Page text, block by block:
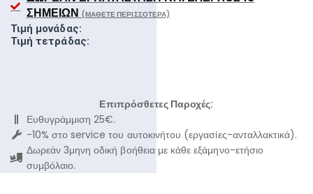
ΣΗΜΕΊΩΝ (ΜΆΘΕΤΕ ΠΕΡΙΣΣΌΤΕΡΑ)
Τιμή μονάδας:
Τιμή τετράδας:
Επιπρόσθετες Παροχές:
Ευθυγράμμιση 25€.
-10% στο service του αυτοκινήτου (εργασίες-ανταλλακτικά).
Δωρεάν 3μηνη οδική βοήθεια με κάθε εξάμηνο-ετήσιο
συμβόλαιο.